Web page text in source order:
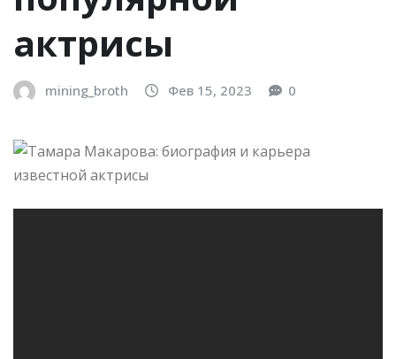
актрисы
mining_broth Фев 15, 2023 0